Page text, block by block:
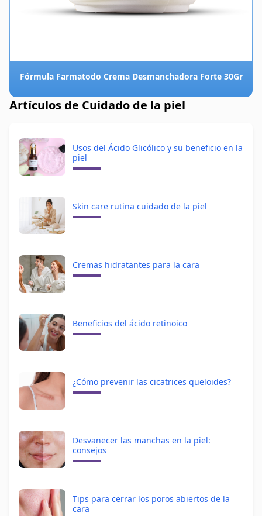
Fórmula Farmatodo Crema Desmanchadora Forte 30Gr
Artículos de Cuidado de la piel
Usos del Ácido Glicólico y su beneficio en la
piel
Skin care rutina cuidado de la piel
Cremas hidratantes para la cara
Beneficios del ácido retinoico
¿Cómo prevenir las cicatrices queloides?
Desvanecer las manchas en la piel:
consejos
Tips para cerrar los poros abiertos de la
cara